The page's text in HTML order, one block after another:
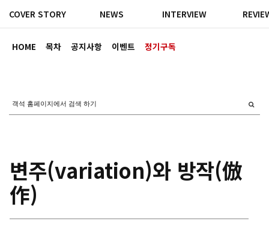
HOME 목차 공지사항 이벤트 정기구독
COVER STORY NEWS INTERVIEW
변주(variation)와 방작(倣
作)